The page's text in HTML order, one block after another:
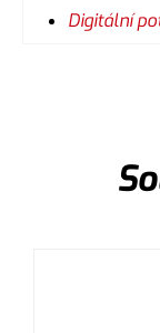
Digitální